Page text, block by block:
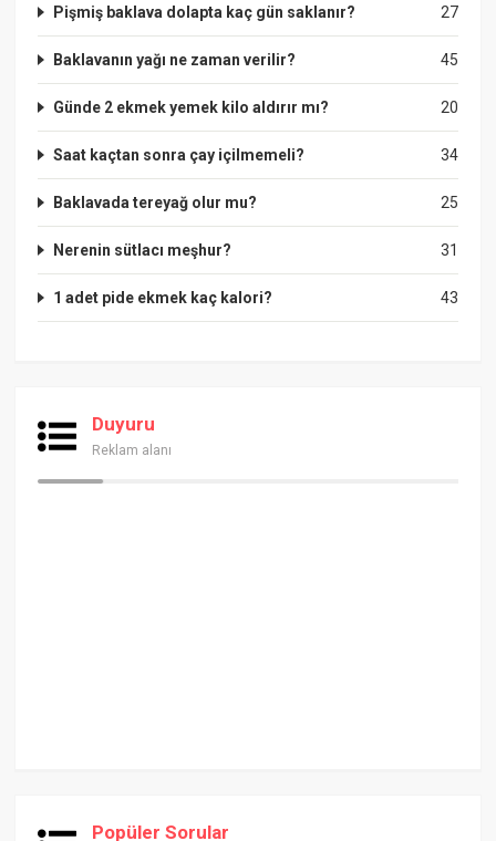
27
Pişmiş baklava dolapta kaç gün saklanır?
45
Baklavanın yağı ne zaman verilir?
20
Günde 2 ekmek yemek kilo aldırır mı?
34
Saat kaçtan sonra çay içilmemeli?
25
Baklavada tereyağ olur mu?
31
Nerenin sütlacı meşhur?
43
1 adet pide ekmek kaç kalori?
Duyuru
Reklam alanı
Popüler Sorular